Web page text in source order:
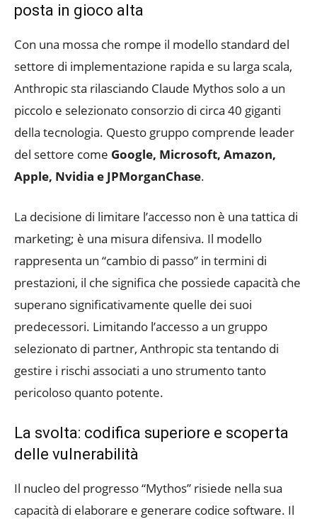
posta in gioco alta
Con una mossa che rompe il modello standard del
settore di implementazione rapida e su larga scala,
Anthropic sta rilasciando Claude Mythos solo a un
piccolo e selezionato consorzio di circa 40 giganti
della tecnologia. Questo gruppo comprende leader
del settore come Google, Microsoft, Amazon,
Apple, Nvidia e JPMorganChase.
La decisione di limitare l’accesso non è una tattica di
marketing; è una misura difensiva. Il modello
rappresenta un “cambio di passo” in termini di
prestazioni, il che significa che possiede capacità che
superano significativamente quelle dei suoi
predecessori. Limitando l’accesso a un gruppo
selezionato di partner, Anthropic sta tentando di
gestire i rischi associati a uno strumento tanto
pericoloso quanto potente.
La svolta: codifica superiore e scoperta
delle vulnerabilità
Il nucleo del progresso “Mythos” risiede nella sua
capacità di elaborare e generare codice software. Il